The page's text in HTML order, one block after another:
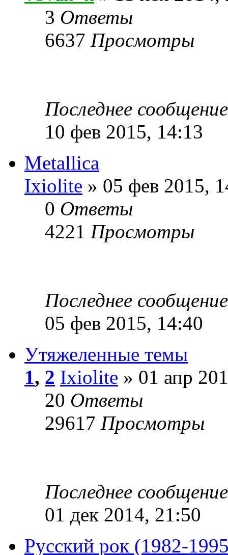
3 Ответы
6637 Просмотры
Последнее
10 фев 2015, 14:13
Metallica
Ixiolite » 05 фев 2015,
0 Ответы
4221 Просмотры
Последнее
05 фев 2015, 14:40
Утяжеленные темы
1, 2 Ixiolite » 01 апр
20 Ответы
29617 Просмотры
Последнее
01 дек 2014, 21:50
Русский рок (1982-